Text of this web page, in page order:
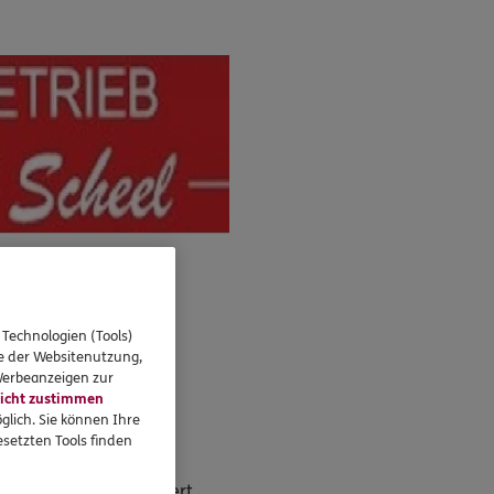
Air Partys wie die
(Tools)
der Websitenutzung,
zur
zustimmen
Sie können Ihre
Tools finden